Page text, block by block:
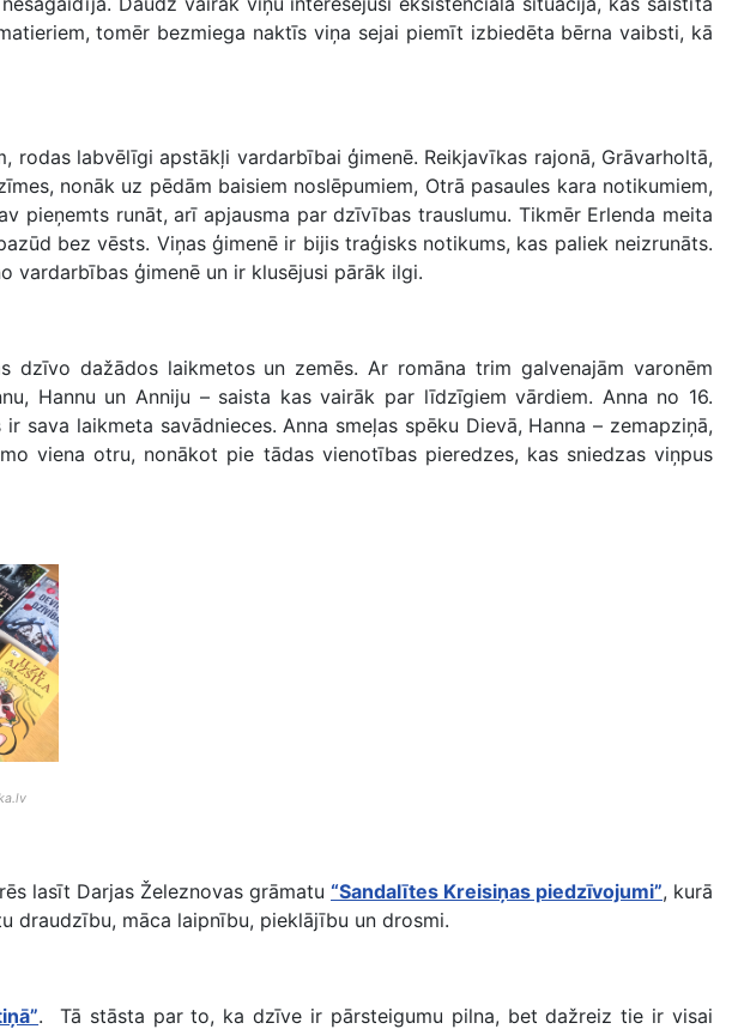
tomēr bezmiega naktīs viņa sejai piemīt izbiedēta bērna vaibsti, kā
rodas labvēlīgi apstākļi vardarbībai ģimenē. Reikjavīkas rajonā, Grāvarholtā,
nonāk uz pēdām baisiem noslēpumiem, Otrā pasaules kara notikumiem,
pieņemts runāt, arī apjausma par dzīvības trauslumu. Tikmēr Erlenda meita
bez vēsts. Viņas ģimenē ir bijis traģisks notikums, kas paliek neizrunāts.
vardarbības ģimenē un ir klusējusi pārāk ilgi.
dzīvo dažādos laikmetos un zemēs. Ar romāna trim galvenajām varonēm
Hannu un Anniju – saista kas vairāk par līdzīgiem vārdiem. Anna no 16.
sava laikmeta savādnieces. Anna smeļas spēku Dievā, Hanna – zemapziņā,
viena otru, nonākot pie tādas vienotības pieredzes, kas sniedzas viņpus
lasīt Darjas Železnovas grāmatu “Sandalītes Kreisiņas piedzīvojumi”, kurā
draudzību, māca laipnību, pieklājību un drosmi.
. Tā stāsta par to, ka dzīve ir pārsteigumu pilna, bet dažreiz tie ir visai